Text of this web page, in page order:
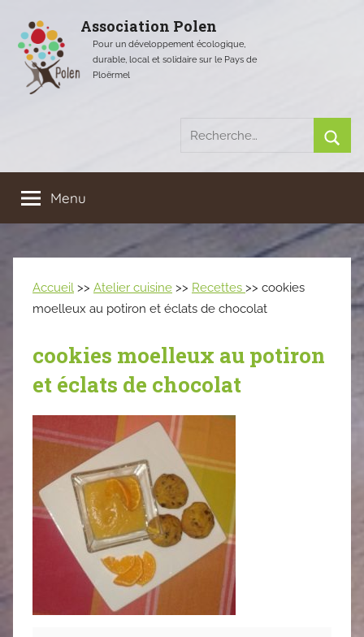
contenu
Association Polen
Pour un développement écologique,
durable, local et solidaire sur le Pays de
Ploërmel
Recherche
:
Menu
Accueil >> Atelier cuisine >> Recettes >> cookies
moelleux au potiron et éclats de chocolat
cookies moelleux au potiron
et éclats de chocolat